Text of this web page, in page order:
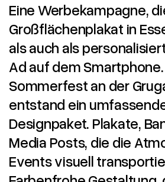
Eine Werbekampagne,
Großflächenplakat in
als auch als
Ad auf dem
Sommerfest an der
entstand ein
Designpaket. Plakate,
Media Posts, die die
Events visuell